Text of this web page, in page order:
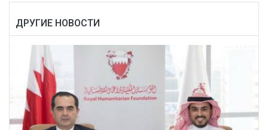
ДРУГИЕ НОВОСТИ